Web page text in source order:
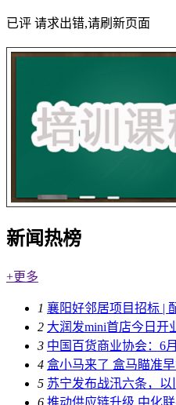
已评 请求出错,请刷新页面
新闻热榜
+更多
1 襄阳好邻居项目招标 |
2 大润发mini首店今日开
3 中国百货商业协会：6
4 盒小马来了 盒马瞄准
5 苏宁发布战汛六条，以
6 推动供应链升级 中化